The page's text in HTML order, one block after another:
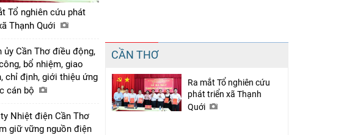
Chia sẻ
Tổ nghiên cứu phát
Thạnh Quới
ủy Cần Thơ điều động,
bổ nhiệm, giao
chỉ định, giới thiệu ứng
cán bộ
Nhiệt điện Cần Thơ
giữ vững nguồn điện
CẦN THƠ
Ra mắt Tổ nghiên cứu
phát triển xã Thạnh
Quới